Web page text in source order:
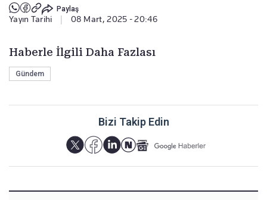
Paylaş
Yayın Tarihi 08 Mart, 2025 - 20:46
Haberle İlgili Daha Fazlası
Gündem
Bizi Takip Edin